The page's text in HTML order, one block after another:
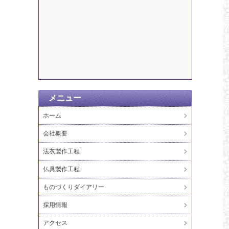
メニュー
ホーム
会社概要
法衣製作工程
仏具製作工程
ものづくりダイアリー
採用情報
アクセス